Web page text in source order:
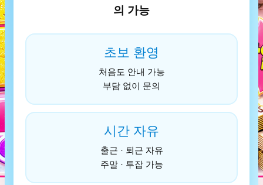
의 가능
초보 환영
처음도 안내 가능
부담 없이 문의
시간 자유
출근 · 퇴근 자유
주말 · 투잡 가능